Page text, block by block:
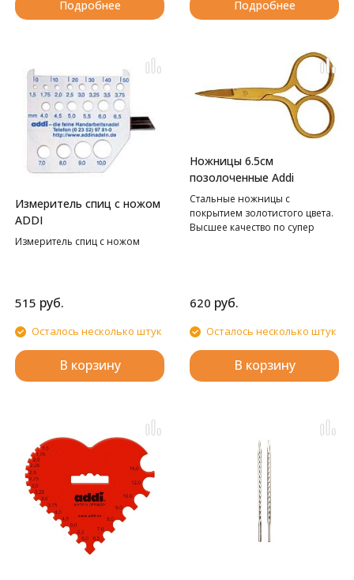
Подробнее Подробнее
Измеритель спиц с ножом
ADDI
Измеритель спиц с ножом
515 руб.
Осталось несколько штук
В корзину
Ножницы 6.5см
позолоченные Addi
Стальные ножницы с
покрытием золотистого цвета.
Высшее качество по супер
620 руб.
Осталось несколько штук
В корзину